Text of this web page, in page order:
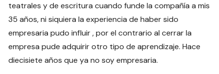
teatrales y de escritura cuando funde la compañía a mis
35 años, ni siquiera la experiencia de haber sido
empresaria pudo influir , por el contrario al cerrar la
empresa pude adquirir otro tipo de aprendizaje. Hace
diecisiete años que ya no soy empresaria.